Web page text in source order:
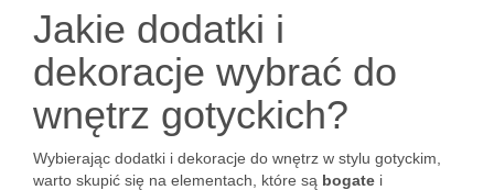
Jakie dodatki i
dekoracje wybrać do
wnętrz gotyckich?
Wybierając dodatki i dekoracje do wnętrz w stylu gotyckim,
warto skupić się na elementach, które są bogate i